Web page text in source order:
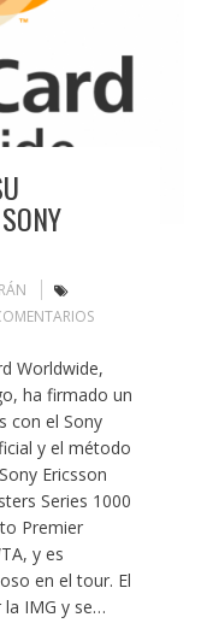
Worldwide,
ha firmado un
con el Sony
y el método
Ericsson
Series 1000
Premier
y es
en el tour. El
IMG y se…